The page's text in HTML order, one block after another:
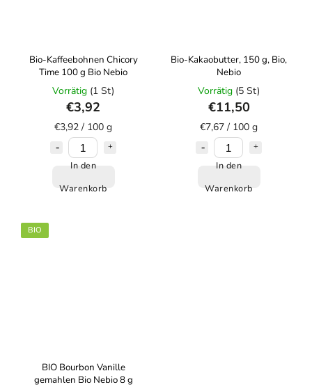
Bio-Kaffeebohnen Chicory
Time 100 g Bio Nebio
Vorrätig (1 St)
€3,92
€3,92 / 100 g
In den
Warenkorb
Bio-Kakaobutter, 150 g, Bio,
Nebio
Vorrätig (5 St)
€11,50
€7,67 / 100 g
In den
Warenkorb
BIO
BIO Bourbon Vanille
gemahlen Bio Nebio 8 g